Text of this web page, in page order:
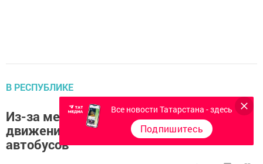
В РЕСПУБЛИКЕ
Из-за метели в Татарстане ограничили
движение грузовиков и междугородних
автобусов
Все новости Татарстана - здесь
Подпишитесь